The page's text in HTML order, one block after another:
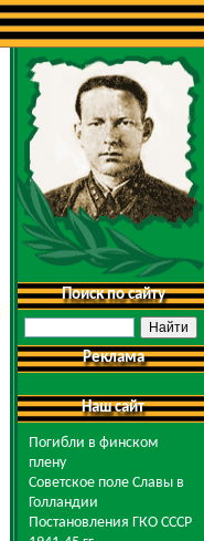
Поиск по сайту
Реклама
Наш сайт
Погибли в финском
плену
Советское поле Славы в
Голландии
Постановления ГКО СССР